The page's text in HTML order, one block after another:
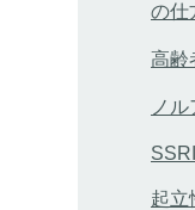
の仕
高齢
ノ
SSRI
起立